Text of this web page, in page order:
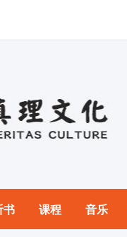
书 课程 音乐